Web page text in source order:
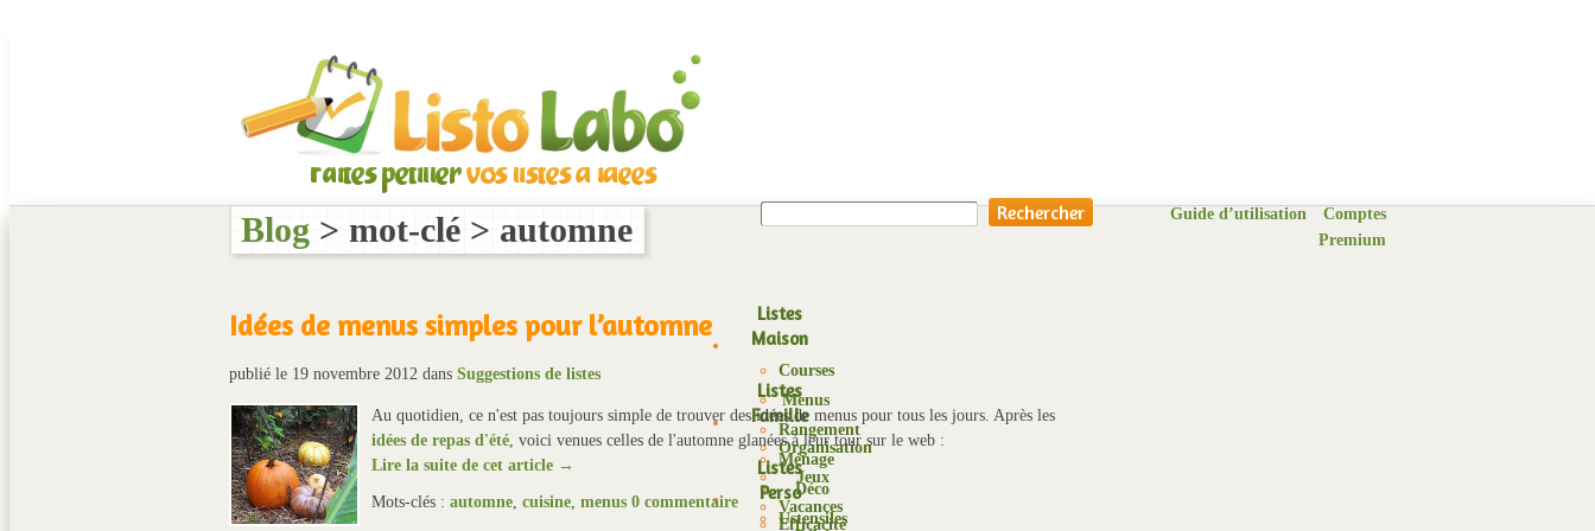
Guide d’utilisation
Comptes
Premium
Listes
Maison
Courses
Menus
Rangement
Ménage
Déco
Ustensiles
Listes
Famille
Organisation
Jeux
Vacances
Listes
Perso
Efficacité
Blog > mot-clé > automne
Idées de menus simples pour l’automne
publié le 19 novembre 2012 dans Suggestions de listes
Au quotidien, ce n'est pas toujours simple de trouver des idées de menus pour tous les jours. Après les
idées de repas d'été, voici venues celles de l'automne glanées à leur tour sur le web :
Lire la suite de cet article →
Mots-clés : automne, cuisine, menus 0 commentaire